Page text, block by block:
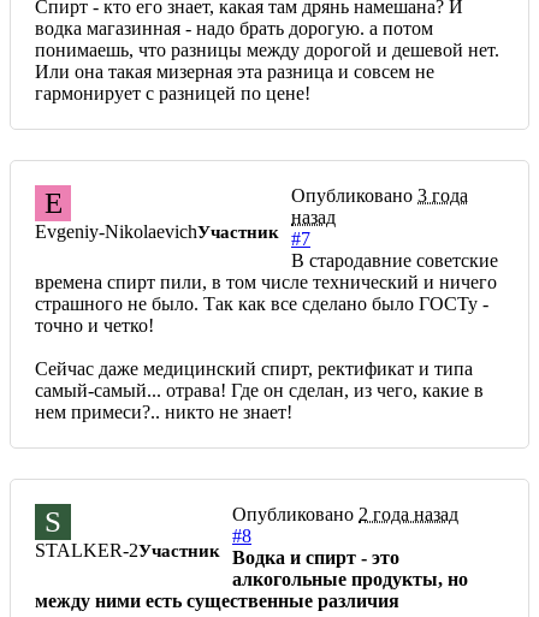
Спирт - кто его знает, какая там дрянь намешана? И
водка магазинная - надо брать дорогую. а потом
понимаешь, что разницы между дорогой и дешевой нет.
Или она такая мизерная эта разница и совсем не
гармонирует с разницей по цене!
E
Evgeniy-NikolaevichУчастник
Опубликовано 3 года
назад
#7
В стародавние советские
времена спирт пили, в том числе технический и ничего
страшного не было. Так как все сделано было ГОСТу -
точно и четко!
Сейчас даже медицинский спирт, ректификат и типа
самый-самый... отрава! Где он сделан, из чего, какие в
нем примеси?.. никто не знает!
S
STALKER-2Участник
Опубликовано 2 года назад
#8
Водка и спирт - это
алкогольные продукты, но
между ними есть существенные различия